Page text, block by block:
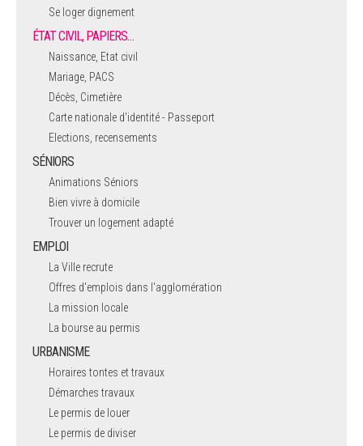
Se loger dignement
ÉTAT CIVIL, PAPIERS…
Naissance, Etat civil
Mariage, PACS
Décès, Cimetière
Carte nationale d'identité - Passeport
Elections, recensements
SÉNIORS
Animations Séniors
Bien vivre à domicile
Trouver un logement adapté
EMPLOI
La Ville recrute
Offres d'emplois dans l'agglomération
La mission locale
La bourse au permis
URBANISME
Horaires tontes et travaux
Démarches travaux
Le permis de louer
Le permis de diviser